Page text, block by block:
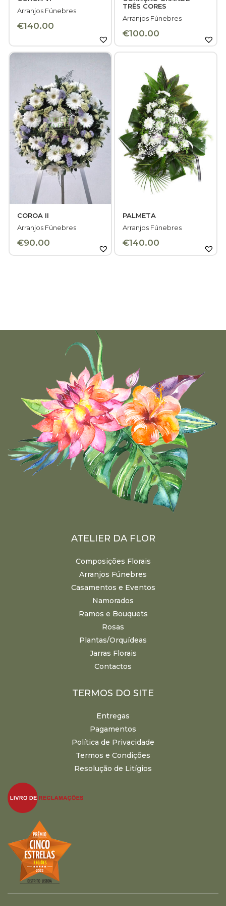
Arranjos Fúnebres
€140.00
TRÊS CORES
Arranjos Fúnebres
€100.00
COROA II
Arranjos Fúnebres
€90.00
PALMETA
Arranjos Fúnebres
€140.00
ATELIER DA FLOR
Composições Florais
Arranjos Fúnebres
Casamentos e Eventos
Namorados
Ramos e Bouquets
Rosas
Plantas/Orquídeas
Jarras Florais
Contactos
TERMOS DO SITE
Entregas
Pagamentos
Política de Privacidade
Termos e Condições
Resolução de Litígios